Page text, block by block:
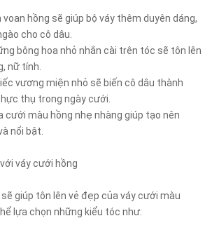
voan hồng sẽ giúp bộ váy thêm duyên dáng,
cho cô dâu.
bông hoa nhỏ nhắn cài trên tóc sẽ tôn lên
nữ tính.
vương miện nhỏ sẽ biến cô dâu thành
thụ trong ngày cưới.
cưới màu hồng nhẹ nhàng giúp tạo nên
nổi bật.
váy cưới hồng
giúp tôn lên vẻ đẹp của váy cưới màu
lựa chọn những kiểu tóc như: